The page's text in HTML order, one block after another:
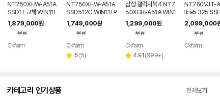
NT750XHW-A51A
SSD1T교체 WIN11F
PP(버젼UP설치) 삼성
전자 갤럭시북5 노트
1,879,000원
무료
Ckfarm
NT750XHW-A51A
SSD512G WIN11FP
P(버젼UP설치) 삼성
전자 갤럭시북5 노트
1,749,000원
무료
Ckfarm
별 5 리
(5)
삼성 갤럭시북4 NT7
50XGR-A51A WIN1
1 FPP(버젼UP설치)
업무용 학생용 사무용
노트북 문스톤그레이
1,299,000원
무료
페이
Ckfarm
별 4.91 리
(999+)
NT760VJT-
ltra5 325
G WIN11
P설치) 삼성전
시북6 2026
품 노트북 그레
2,099,000
무료
Ckfarm
카테고리 인기상품 전체보기